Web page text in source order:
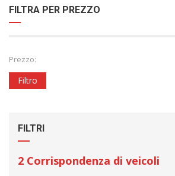
FILTRA PER PREZZO
Prezzo:
Filtro
FILTRI
2 Corrispondenza di veicoli